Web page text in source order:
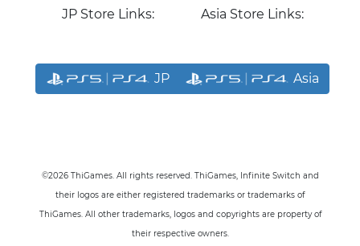
JP Store Links:
JP
Asia Store Links:
Asia
©2026 ThiGames. All rights reserved. ThiGames, Infinite Switch and
their logos are either registered trademarks or trademarks of
ThiGames. All other trademarks, logos and copyrights are property of
their respective owners.